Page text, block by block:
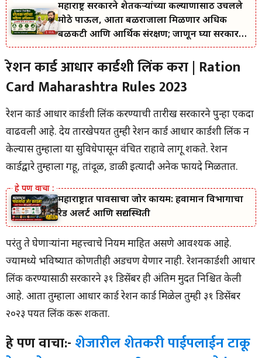
महाराष्ट्र सरकारने शेतकऱ्यांच्या कल्याणासाठी उचलले
मोठे पाऊल, आता बळीराजाला मिळणार अधिक
बळकटी आणि आर्थिक संरक्षण; जाणून घ्या सरकारचा
नवा संकल्प.
रेशन कार्ड आधार कार्डशी लिंक करा | Ration
Card Maharashtra Rules 2023
रेशन कार्ड आधार कार्डशी लिंक करण्याची तारीख सरकारने पुन्हा एकदा
वाढवली आहे. देय तारखेपर्यंत तुम्ही रेशन कार्ड आधार कार्डशी लिंक न
केल्यास तुम्हाला या सुविधेपासून वंचित राहावे लागू शकते. रेशन
कार्डद्वारे तुम्हाला गहू, तांदूळ, डाळी इत्यादी अनेक फायदे मिळतात.
महाराष्ट्रात पावसाचा जोर कायम: हवामान विभागाचा
रेड अलर्ट आणि सद्यस्थिती
परंतु ते घेणार्‍यांना महत्त्वाचे नियम माहित असणे आवश्यक आहे.
ज्यामध्ये भविष्यात कोणतीही अडचण येणार नाही. रेशनकार्डशी आधार
लिंक करण्यासाठी सरकारने ३१ डिसेंबर ही अंतिम मुदत निश्चित केली
आहे. आता तुम्हाला आधार कार्ड रेशन कार्ड मिळेल तुम्ही ३१ डिसेंबर
२०२३ पर्यंत लिंक करू शकता.
हे पण वाचा:- शेजारील शेतकरी पाईपलाईन टाकू